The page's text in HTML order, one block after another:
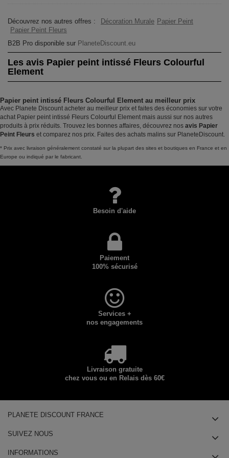
Découvrez nos autres offres : Décoration Murale Papier Peint
Papier Peint Fleurs
B2B Pro disponible sur PlaneteDiscount.eu
Les avis Papier peint intissé Fleurs Colourful
Element
Papier peint intissé Fleurs Colourful Element au meilleur prix
Avec Planete Discount acheter au meilleur prix et faites des économies sur votre
achat Papier peint intissé Fleurs Colourful Element mais aussi sur nos autres
produits à prix réduits. Trouvez les bonnes affaires, découvrez nos avis Papier
Peint Fleurs et comparez nos prix. Faites des achats malins sur PlaneteDiscount.
* Prix avec livraison généralement constaté sur la plupart des sites et boutiques en France et en
Europe ou indiqué par le fabricant.
Besoin d'aide
Paiement
100% sécurisé
Services +
nos engagements
Livraison gratuite
chez vous ou en Relais dès 60€
PLANETE DISCOUNT FRANCE
SUIVEZ NOUS
INFORMATIONS